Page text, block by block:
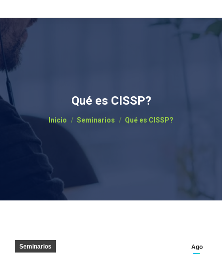
Qué es CISSP?
Estás aquí:
Inicio Seminarios Qué es CISSP?
Ago
Seminarios